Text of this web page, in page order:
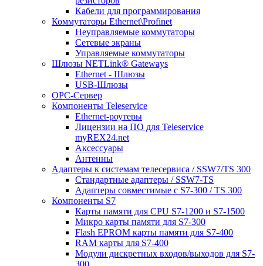
Кабели для программирования
Коммутаторы Ethernet\Profinet
Неуправляемые коммутаторы
Сетевые экраны
Управляемые коммутаторы
Шлюзы NETLink® Gateways
Ethernet - Шлюзы
USB-Шлюзы
ОРС-Сервер
Компоненты Teleservice
Ethernet-роутеры
Лицензии на ПО для Teleservice
myREX24.net
Аксессуары
Антенны
Адаптеры к системам телесервиса / SSW7/TS 300
Стандартные адаптеры / SSW7-TS
Адаптеры совместимые с S7-300 / TS 300
Компоненты S7
Карты памяти для CPU S7-1200 и S7-1500
Микро карты памяти для S7-300
Flash EPROM карты памяти для S7-400
RAM карты для S7-400
Модули дискретных входов/выходов для S7-
300